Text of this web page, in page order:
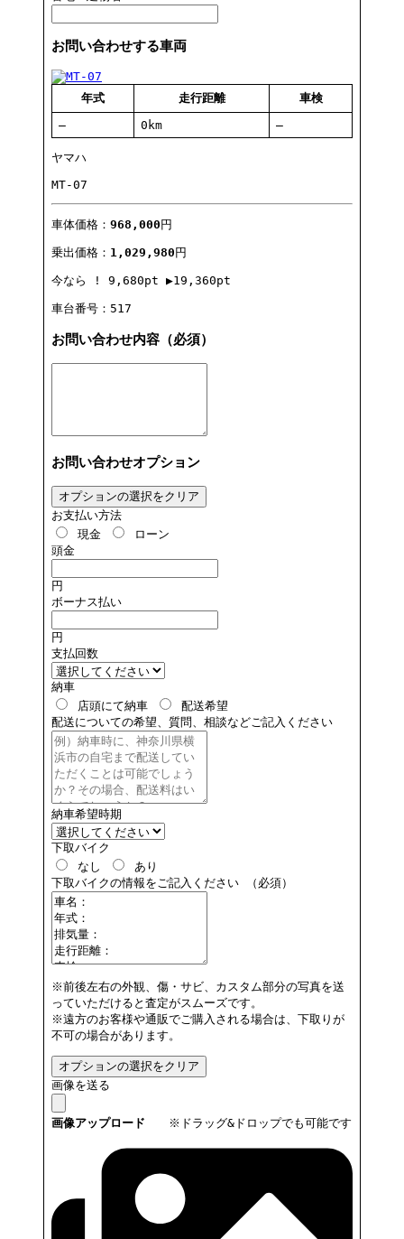
お問い合わせする車両
年式 走行距離
車検
―
0km ―
ヤマハ
MT-07
車体価格： 968,000 円
乗出価格： 1,029,980 円
今なら ! 9,680pt ▶19,360pt
車台番号：517
お問い合わせ内容 （必須）
お問い合わせオプション
オプションの選択をクリア
お支払い方法
現金
ローン
頭金
円
ボーナス払い
円
支払回数
納車
店頭にて納車
配送希望
配送についての希望、質問、相談などご記入ください
納車希望時期
下取バイク
なし
あり
下取バイクの情報をご記入ください
（必須）
※前後左右の外観、傷・サビ、カスタム部分の写真を送
っていただけると査定がスムーズです。
※遠方のお客様や通販でご購入される場合は、下取りが
不可の場合があります。
オプションの選択をクリア
画像を送る
画像アップロード ※ドラッグ&ドロップでも可能です